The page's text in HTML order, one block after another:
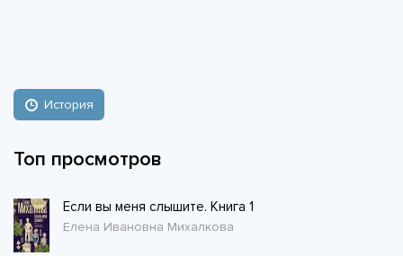
История
Топ просмотров
Если вы меня слышите. Книга 1
Елена Ивановна Михалкова